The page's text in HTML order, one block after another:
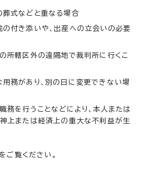
式などと重なる場合
付き添いや、出産への立会いの必要
所轄区外の遠隔地で裁判所に行くこ
務があり、別の日に変更できない場
務を行うことなどにより、本人または
上または経済上の重大な不利益が生
ご覧ください。